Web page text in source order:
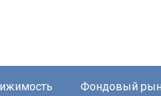
Фондовый